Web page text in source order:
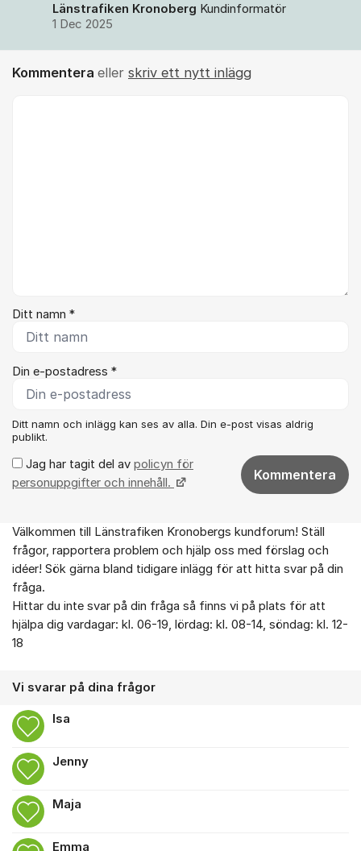
Länstrafiken Kronoberg Kundinformatör
1 Dec 2025
Kommentera eller skriv ett nytt inlägg
Ditt namn *
Din e-postadress *
Ditt namn och inlägg kan ses av alla. Din e-post visas aldrig
publikt.
Jag har tagit del av policyn för
personuppgifter och innehåll.
Kommentera
Om forumet
Välkommen till Länstrafiken Kronobergs kundforum! Ställ
frågor, rapportera problem och hjälp oss med förslag och
idéer! Sök gärna bland tidigare inlägg för att hitta svar på din
fråga.
Hittar du inte svar på din fråga så finns vi på plats för att
hjälpa dig vardagar: kl. 06-19, lördag: kl. 08-14, söndag: kl. 12-
18
Vi svarar på dina frågor
Isa
Jenny
Maja
Emma